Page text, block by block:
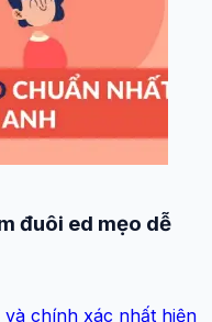
đuôi ed mẹo dễ
chính xác nhất hiện